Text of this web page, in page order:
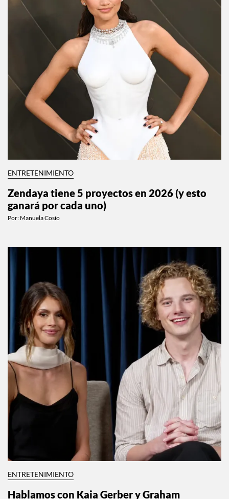
ENTRETENIMIENTO
Zendaya tiene 5 proyectos en 2026 (y esto
ganará por cada uno)
Por: Manuela Cosío
ENTRETENIMIENTO
Hablamos con Kaia Gerber y Graham